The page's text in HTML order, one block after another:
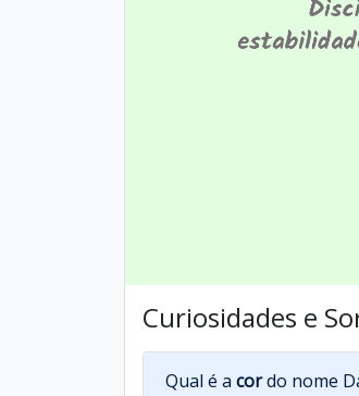
Curiosidades e
Qual é a cordo nome